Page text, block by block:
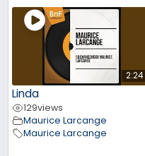
2:24
Linda
129views
Maurice Larcange
Maurice Larcange